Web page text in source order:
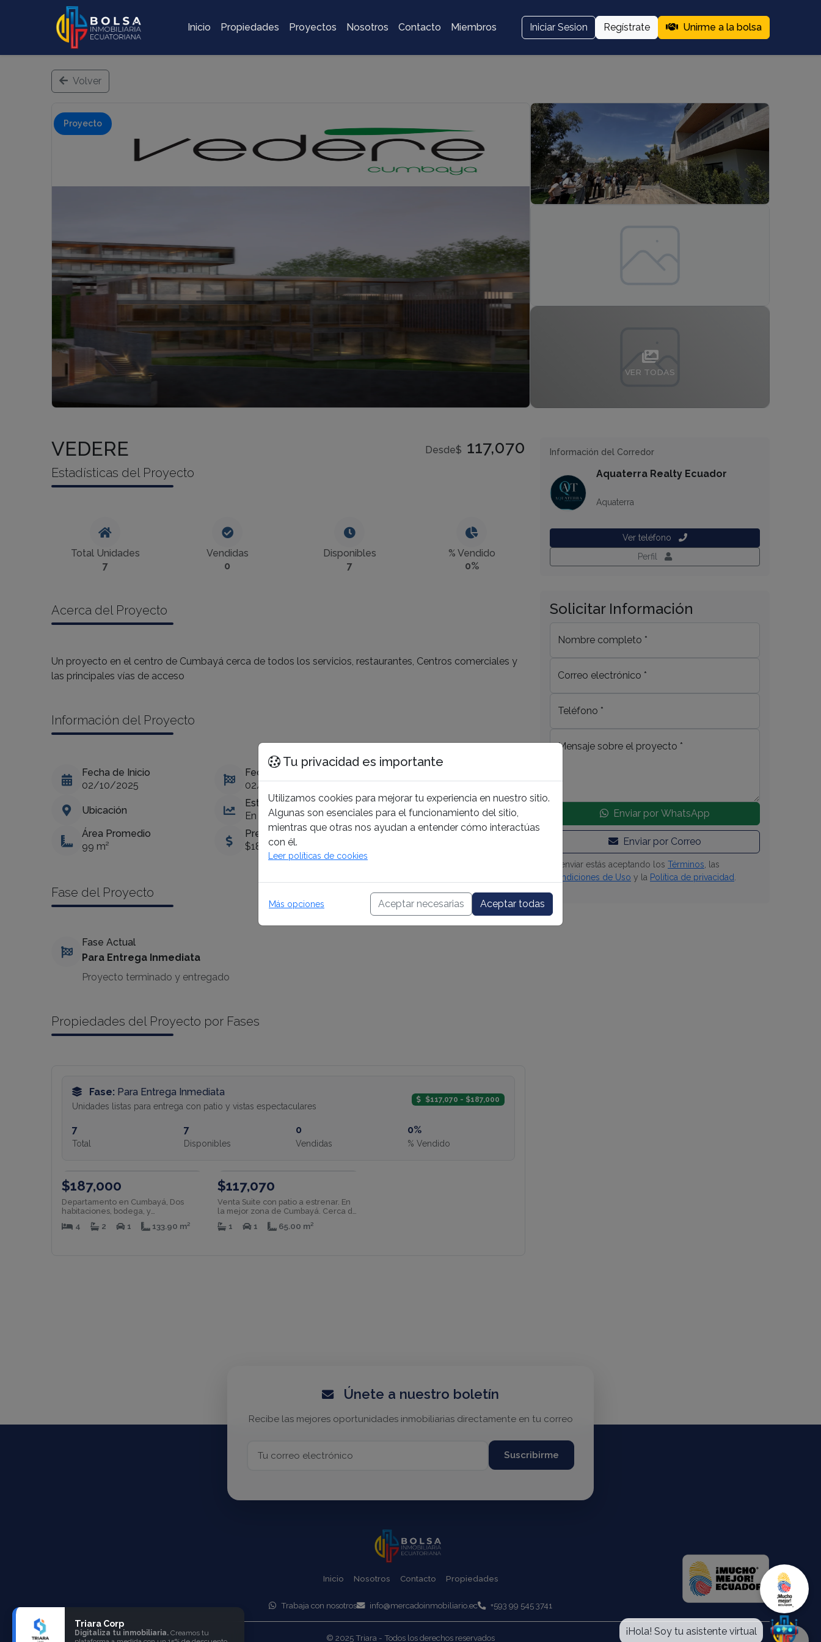
Inicio Propiedades Proyectos Nosotros Contacto Miembros Iniciar Sesion Regístrate Unirme a la bolsa
¡Hola! Soy tu asistente virtual
Tu privacidad es importante
Utilizamos cookies para mejorar tu experiencia en nuestro sitio.
Algunas son esenciales para el funcionamiento del sitio,
mientras que otras nos ayudan a entender cómo interactúas
con él.
Leer políticas de cookies
Más opciones Aceptar necesarias Aceptar todas
Volver
Proyecto
VER TODAS
VEDERE Desde$ 117,070
Estadísticas del Proyecto
Total Unidades
7
Vendidas
0
Disponibles
7
% Vendido
0%
Acerca del Proyecto
Un proyecto en el centro de Cumbayá cerca de todos los servicios, restaurantes, Centros comerciales y
las principales vías de acceso
Información del Proyecto
Fecha de Inicio
02/10/2025
Fecha de Entrega
02/10/2025
7 unidades
Ubicación
Estado
En Planificación
Área Total
199 m²
Área Promedio
99 m²
Precio Hasta
$187,000
Fase del Proyecto
Fase Actual
Para Entrega Inmediata
Proyecto terminado y entregado
Propiedades del Proyecto por Fases
Fase: Para Entrega Inmediata
Unidades listas para entrega con patio y vistas espectaculares
$117,070 - $187,000
7
Total
7
Disponibles
0
Vendidas
0%
% Vendido
$187,000
Departamento en Cumbayá, Dos
habitaciones, bodega, y
parqueadero IR
4 2 1 133.90 m²
$117,070
Venta Suite con patio a estrenar. En
la mejor zona de Cumbayá. Cerca de
la USFQ. SC
1 1 65.00 m²
Información del Corredor
Aquaterra Realty Ecuador
Aquaterra
Ver teléfono
Perfil
Solicitar Información
Nombre completo *
Correo electrónico *
Teléfono *
Mensaje sobre el proyecto *
Enviar por WhatsApp
Enviar por Correo
Al enviar estás aceptando los Términos , las
Condiciones de Uso y la Política de privacidad
Únete a nuestro boletín
Recibe las mejores oportunidades inmobiliarias directamente en tu correo
Suscribirme
Inicio Nosotros Contacto Propiedades
Trabaja con nosotros info@mercadoinmobiliario.ec +593 99 545 3741
© 2025 Triara - Todos los derechos reservados
Triara Corp
Digitaliza tu inmobiliaria. Creamos tu